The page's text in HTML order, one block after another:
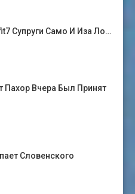
Супруги Само И Иза Ло…
Пахор Вчера Был Принят
Словенского